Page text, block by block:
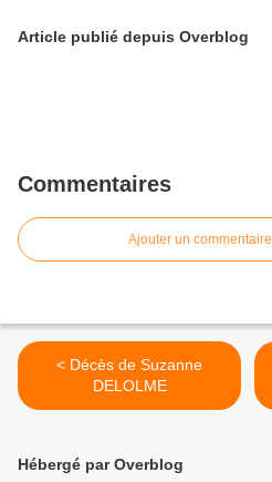
Article publié depuis Overblog
Commentaires
Ajouter un commentaire
< Décès de Suzanne
DELOLME
Hébergé par Overblog